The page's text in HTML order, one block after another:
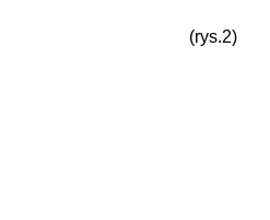
(rys.2)